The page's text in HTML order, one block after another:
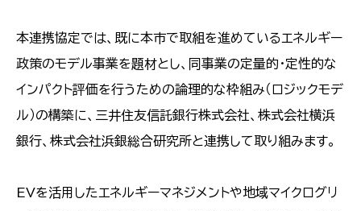
本連携協定では、既に本市で取組を進めているエネルギー
政策のモデル事業を題材とし、同事業の定量的・定性的な
インパクト評価を行うための論理的な枠組み（ロジックモデ
ル）の構築に、三井住友信託銀行株式会社、株式会社横浜
銀行、株式会社浜銀総合研究所と連携して取り組みます。
EVを活用したエネルギーマネジメントや地域マイクログリ